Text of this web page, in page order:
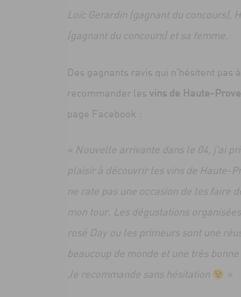
Loïc Gerardin (gagnant du concours),
(gagnant du concours) et sa femme.
Des gagnants ravis qui n’hésitent pas à
recommander les vins de Haute-
page Facebook :
« Nouvelle arrivante dans le 04, j’ai
plaisir à découvrir les vins de Haute-
ne rate pas une occasion de les faire
mon tour. Les dégustations
rosé Day ou les primeurs sont une
beaucoup de monde et une très bonne
Je recommande sans hésitation
»